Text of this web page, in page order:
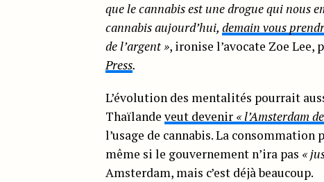
que le cannabis est une drogue qui nous
cannabis aujourd’hui, demain vous
de l’argent », ironise l’avocate Zoe
Press.
L’évolution des mentalités pourrait
Thaïlande veut devenir « l’Amsterdam
l’usage de cannabis. La
même si le gouvernement n’ira pas «
Amsterdam, mais c’est déjà beaucoup.